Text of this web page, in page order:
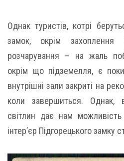
Однак туристів, котрі
замок, окрім
розчарування – на жаль
окрім що підземелля, є
внутрішні зали закриті на
коли завершиться. Однак,
світлин дає нам
інтер’єр Підгорецького замку